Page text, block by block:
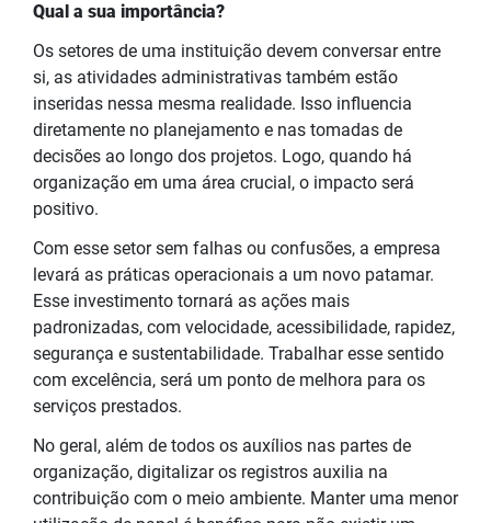
Qual a sua importância?
Os setores de uma instituição devem conversar entre
si, as atividades administrativas também estão
inseridas nessa mesma realidade. Isso influencia
diretamente no planejamento e nas tomadas de
decisões ao longo dos projetos. Logo, quando há
organização em uma área crucial, o impacto será
positivo.
Com esse setor sem falhas ou confusões, a empresa
levará as práticas operacionais a um novo patamar.
Esse investimento tornará as ações mais
padronizadas, com velocidade, acessibilidade, rapidez,
segurança e sustentabilidade. Trabalhar esse sentido
com excelência, será um ponto de melhora para os
serviços prestados.
No geral, além de todos os auxílios nas partes de
organização, digitalizar os registros auxilia na
contribuição com o meio ambiente. Manter uma menor